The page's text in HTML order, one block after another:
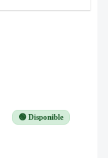
🟢 Disponible